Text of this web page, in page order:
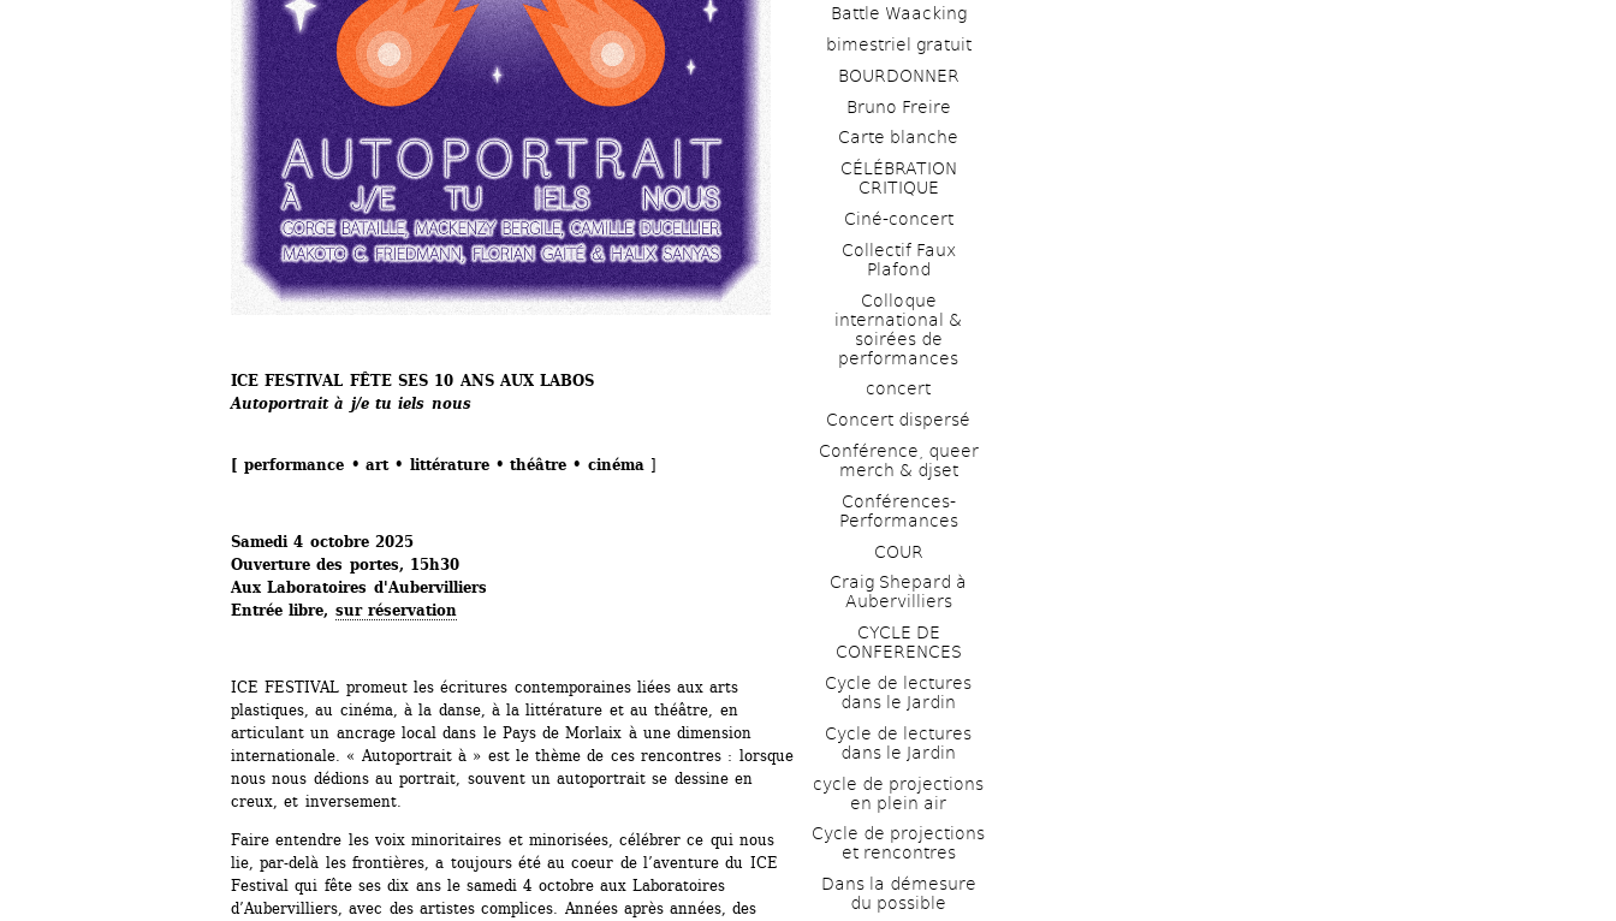
ICE FESTIVAL FÊTE SES 10 ANS AUX LABOS
Autoportrait à j/e tu iels nous
[ performance • art • littérature • théâtre • cinéma ]
Samedi 4 octobre 2025
Ouverture des portes, 15h30
Aux Laboratoires d'Aubervilliers
Entrée libre, sur réservation
ICE FESTIVAL promeut les écritures contemporaines liées aux arts
plastiques, au cinéma, à la danse, à la littérature et au théâtre, en
articulant un ancrage local dans le Pays de Morlaix à une dimension
internationale. « Autoportrait à » est le thème de ces rencontres : lorsque
nous nous dédions au portrait, souvent un autoportrait se dessine en
creux, et inversement.
Faire entendre les voix minoritaires et minorisées, célébrer ce qui nous
lie, par-delà les frontières, a toujours été au coeur de l’aventure du ICE
Festival qui fête ses dix ans le samedi 4 octobre aux Laboratoires
d’Aubervilliers, avec des artistes complices. Années après années, des
Battle Waacking
bimestriel gratuit
BOURDONNER
Bruno Freire
Carte blanche
CÉLÉBRATION
CRITIQUE
Ciné-concert
Collectif Faux
Plafond
Colloque
international &
soirées de
performances
concert
Concert dispersé
Conférence, queer
merch & djset
Conférences-
Performances
COUR
Craig Shepard à
Aubervilliers
CYCLE DE
CONFERENCES
Cycle de lectures
dans le Jardin
Cycle de lectures
dans le Jardin
cycle de projections
en plein air
Cycle de projections
et rencontres
Dans la démesure
du possible